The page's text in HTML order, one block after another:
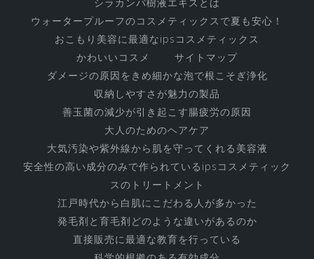
ウォータープルーフのコスメティックスで夏も安心！
おこもり美容に最適なipsコスメティックス
かわいいコスメ
サイトマップ
ダメージの原因をきめ細かな泡で根こそぎ浄化
収納しやすさが魅力の製品
善玉菌の減少が引き起こす腸疲労の原因
大人のためのヘアケア
大気汚染や紫外線から肌を守ってくれる美容液
安全性の高い成分のみで作られているipsコスメティック
スのトリートメント
江戸時代から白肌にこだわる人が多かった
発毛剤と育毛剤どのような違いがあるのか
直接販売に最適な教育を行っている